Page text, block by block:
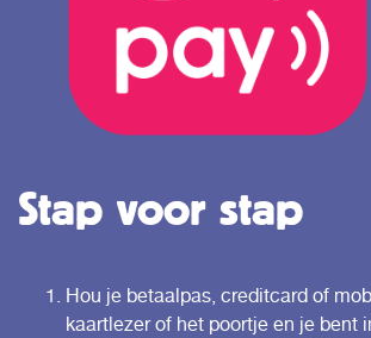
Stap voor stap
Hou je betaalpas, creditcard of
kaartlezer of het poortje en je bent